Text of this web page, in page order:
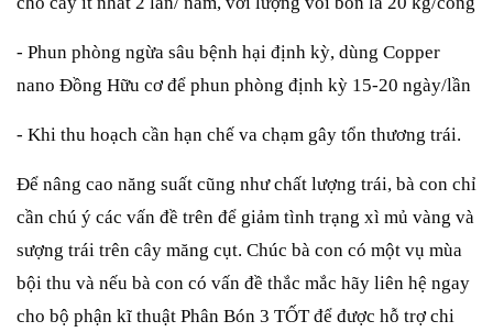
- Phun phòng ngừa sâu bệnh hại định kỳ, dùng Copper
nano Đồng Hữu cơ để phun phòng định kỳ 15-20 ngày/lần
- Khi thu hoạch cần hạn chế va chạm gây tổn thương trái.
Để nâng cao năng suất cũng như chất lượng trái, bà con chỉ
cần chú ý các vấn đề trên để giảm tình trạng xì mủ vàng và
sượng trái trên cây măng cụt. Chúc bà con có một vụ mùa
bội thu và nếu bà con có vấn đề thắc mắc hãy liên hệ ngay
cho bộ phận kĩ thuật Phân Bón 3 TỐT để được hỗ trợ chi